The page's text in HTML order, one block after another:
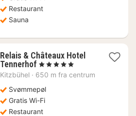
Restaurant
Sauna
Relais & Châteaux Hotel
Tennerhof 1
nat
2108
kr.
, 5 Stjerner
Kitzbühel · 650 m fra centrum
Svømmepøl
Gratis Wi-Fi
Restaurant